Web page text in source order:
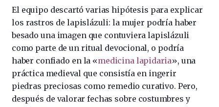
El equipo descartó varias hipótesis para explicar
los rastros de lapislázuli: la mujer podría haber
besado una imagen que contuviera lapislázuli
como parte de un ritual devocional, o podría
haber confiado en la «medicina lapidaria», una
práctica medieval que consistía en ingerir
piedras preciosas como remedio curativo. Pero,
después de valorar fechas sobre costumbres y